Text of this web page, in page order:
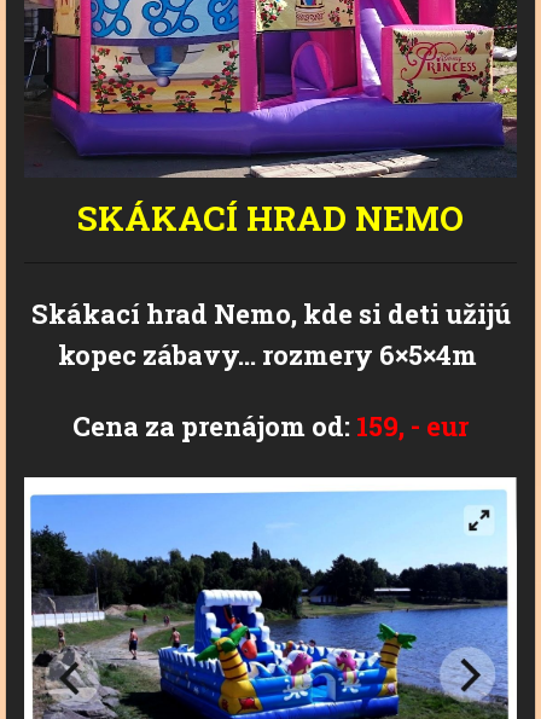
SKÁKACÍ HRAD NEMO
Skákací hrad Nemo, kde si deti užijú
kopec zábavy... rozmery 6×5×4m
Cena za prenájom od: 159, - eur